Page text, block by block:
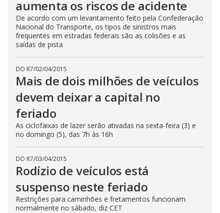
aumenta os riscos de acidente
De acordo com um levantamento feito pela Confederação
Nacional do Transporte, os tipos de sinistros mais
frequentes em estradas federais são as colisões e as
saídas de pista
DO R7/02/04/2015
Mais de dois milhões de veículos
devem deixar a capital no
feriado
As ciclofaixas de lazer serão ativadas na sexta-feira (3) e
no domingo (5), das 7h às 16h
DO R7/03/04/2015
Rodízio de veículos está
suspenso neste feriado
Restrições para caminhões e fretamentos funcionam
normalmente no sábado, diz CET